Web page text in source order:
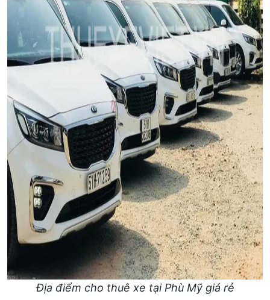
Địa điểm cho thuê xe tại Phù Mỹ giá rẻ